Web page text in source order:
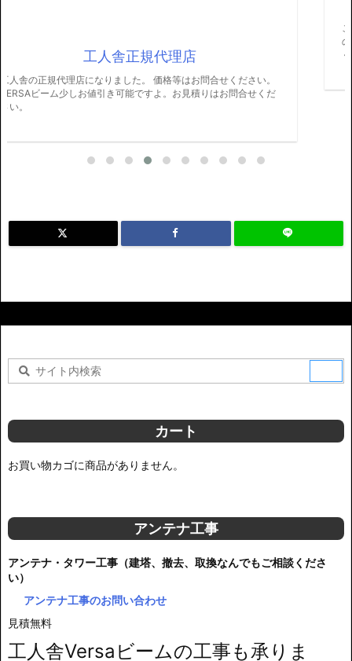
くお願いします。
お買い物カゴに商品がありません。